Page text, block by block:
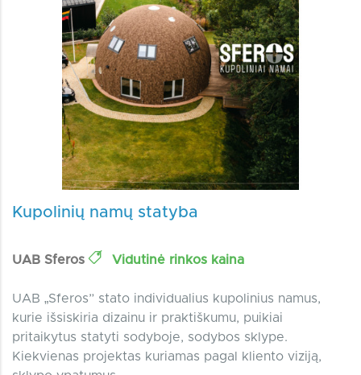
Kupolinių namų statyba
UAB Sferos Vidutinė rinkos kaina
UAB „Sferos” stato individualius kupolinius namus,
kurie išsiskiria dizainu ir praktiškumu, puikiai
pritaikytus statyti sodyboje, sodybos sklype.
Kiekvienas projektas kuriamas pagal kliento viziją,